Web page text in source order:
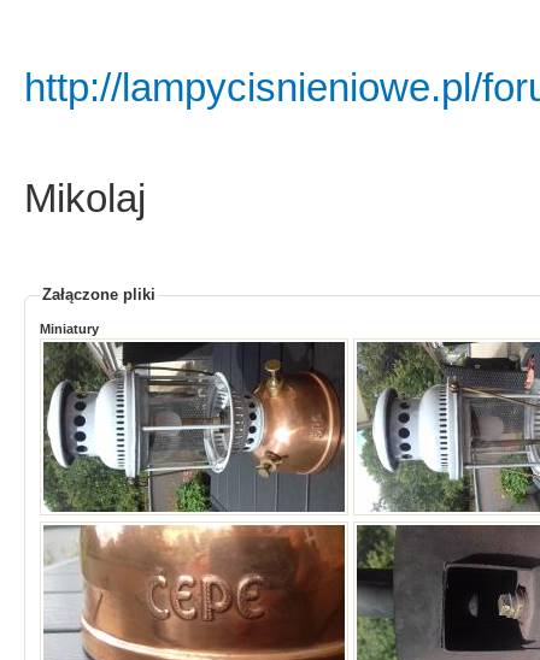
http://lampycisnieniowe.pl/
Mikolaj
Załączone pliki
Miniatury